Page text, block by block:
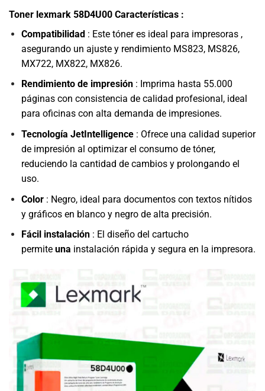
Toner lexmark 58D4U00 Características :
Compatibilidad: Este tóner es ideal para impresoras ,
asegurando un ajuste y rendimiento MS823, MS826,
MX722, MX822, MX826.
Rendimiento de impresión: Imprima hasta 55.000
páginas con consistencia de calidad profesional, ideal
para oficinas con alta demanda de impresiones.
Tecnología JetIntelligence: Ofrece una calidad superior
de impresión al optimizar el consumo de tóner,
reduciendo la cantidad de cambios y prolongando el
uso.
Color: Negro, ideal para documentos con textos nítidos
y gráficos en blanco y negro de alta precisión.
Fácil instalación: El diseño del cartucho
permite una instalación rápida y segura en la impresora.